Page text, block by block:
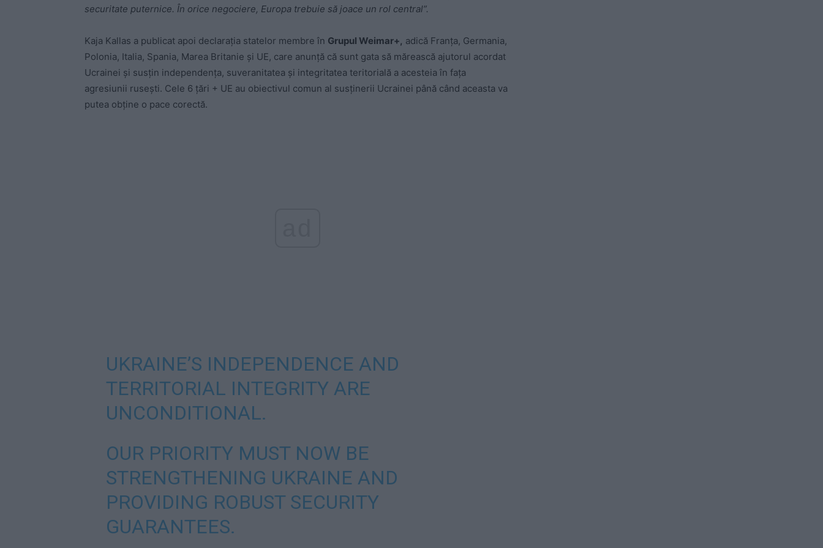
securitate puternice. În orice negociere, Europa trebuie să joace un rol central”.
Kaja Kallas a publicat apoi declarația statelor membre în Grupul Weimar+, adică Franța, Germania,
Polonia, Italia, Spania, Marea Britanie și UE, care anunță că sunt gata să mărească ajutorul acordat
Ucrainei și susțin independența, suveranitatea și integritatea teritorială a acesteia în fața
agresiunii rusești. Cele 6 țări + UE au obiectivul comun al susținerii Ucrainei până când aceasta va
putea obține o pace corectă.
UKRAINE’S INDEPENDENCE AND
TERRITORIAL INTEGRITY ARE
UNCONDITIONAL.
OUR PRIORITY MUST NOW BE
STRENGTHENING UKRAINE AND
PROVIDING ROBUST SECURITY
GUARANTEES.